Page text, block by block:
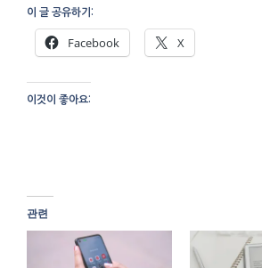
이 글 공유하기:
Facebook X
이것이 좋아요:
관련